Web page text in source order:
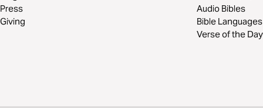
Press
Giving
Audio Bibles
Bible Languages
Verse of the Day